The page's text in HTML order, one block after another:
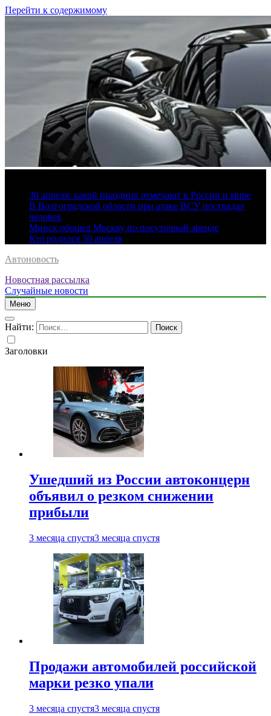
Перейти к содержимому
30 апреля: какой праздник отмечают в России и мире
В Волгоградской области при атаке ВСУ пострадал
человек
Минск обошел Москву по посуточной аренде
Кто родился 30 апреля
Автоновость
Новостная рассылка
Случайные новости
Меню
Найти:
Заголовки
Ушедший из России автоконцерн
объявил о резком снижении
прибыли
3 месяца спустя3 месяца спустя
Продажи автомобилей российской
марки резко упали
3 месяца спустя3 месяца спустя